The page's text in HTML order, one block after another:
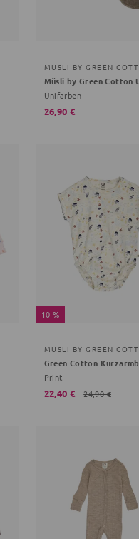
MÜSLI BY GREEN
Unifarben
26,90 €
10 %
MÜSLI BY GREEN
Green Cotton
Print
22,40 € 24,90 €